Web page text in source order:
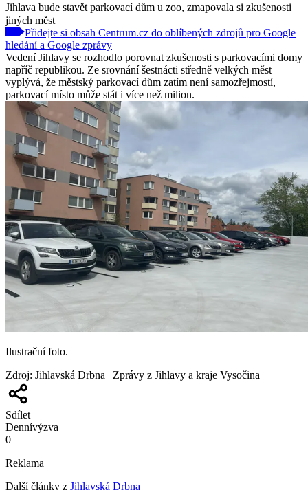
Jihlava bude stavět parkovací dům u zoo, zmapovala si zkušenosti
jiných měst
Přidejte si obsah Centrum.cz do oblíbených zdrojů pro Google
hledání a Google zprávy
Vedení Jihlavy se rozhodlo porovnat zkušenosti s parkovacími domy
napříč republikou. Ze srovnání šestnácti středně velkých měst
vyplývá, že městský parkovací dům zatím není samozřejmostí,
parkovací místo může stát i více než milion.
Ilustrační foto.
Zdroj: Jihlavská Drbna | Zprávy z Jihlavy a kraje Vysočina
Sdílet
Dennívýzva
0
Reklama
Další články z Jihlavská Drbna